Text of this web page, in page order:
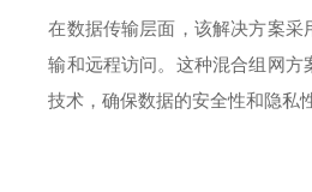
在数据传输层面，该解决方案
输和远程访问。这种混合组网
技术，确保数据的安全性和隐私